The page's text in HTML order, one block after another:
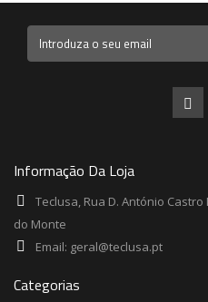
Informação Da Loja
Teclusa, Rua D. António
do Monte
Email: geral@teclusa.pt
Categorias